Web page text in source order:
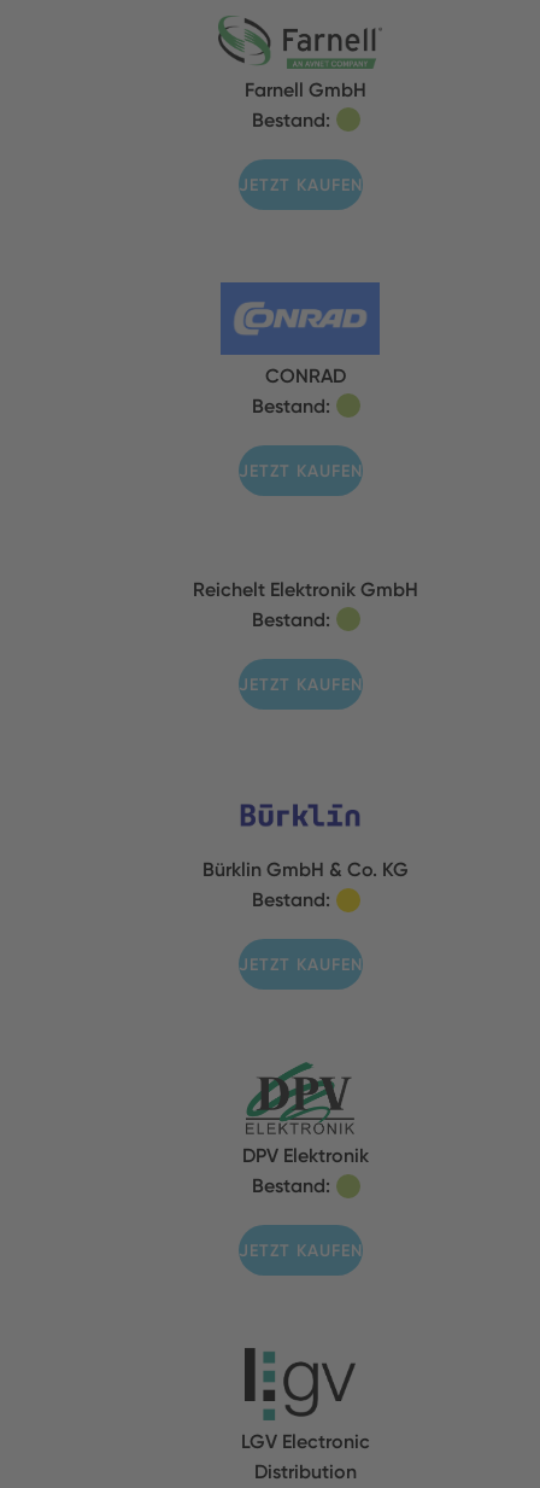
Farnell GmbH
Bestand:
JETZT KAUFEN
CONRAD
Bestand:
JETZT KAUFEN
Reichelt Elektronik GmbH
Bestand:
JETZT KAUFEN
Bürklin GmbH & Co. KG
Bestand:
JETZT KAUFEN
DPV Elektronik
Bestand:
JETZT KAUFEN
LGV Electronic
Distribution